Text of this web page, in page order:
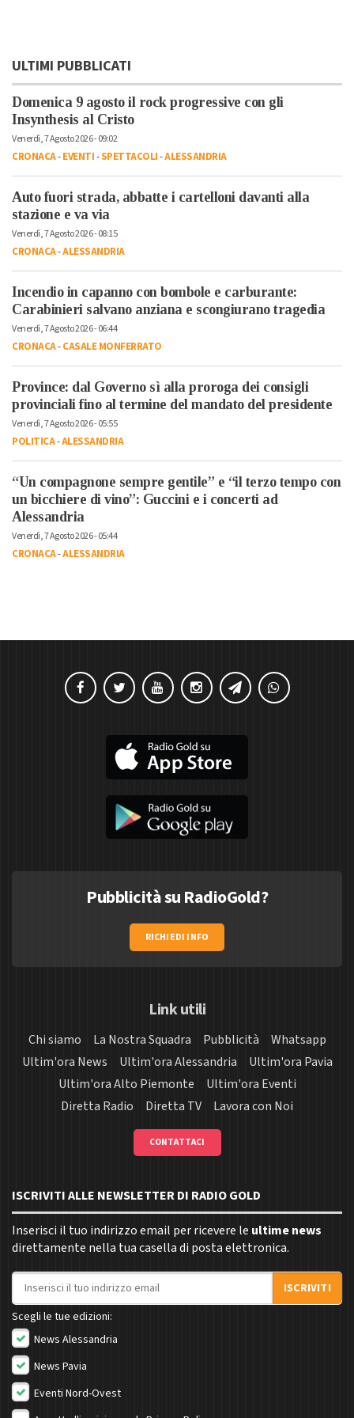
ULTIMI PUBBLICATI
Domenica 9 agosto il rock progressive con gli
Insynthesis al Cristo
Venerdì, 7 Agosto 2026 - 09:02
CRONACA-EVENTI-SPETTACOLI-ALESSANDRIA
Auto fuori strada, abbatte i cartelloni davanti alla
stazione e va via
Venerdì, 7 Agosto 2026 - 08:15
CRONACA-ALESSANDRIA
Incendio in capanno con bombole e carburante:
Carabinieri salvano anziana e scongiurano tragedia
Venerdì, 7 Agosto 2026 - 06:44
CRONACA-CASALE MONFERRATO
Province: dal Governo sì alla proroga dei consigli
provinciali fino al termine del mandato del presidente
Venerdì, 7 Agosto 2026 - 05:55
POLITICA-ALESSANDRIA
“Un compagnone sempre gentile” e “il terzo tempo con
un bicchiere di vino”: Guccini e i concerti ad
Alessandria
Venerdì, 7 Agosto 2026 - 05:44
CRONACA-ALESSANDRIA
Pubblicità su RadioGold?
RICHIEDI INFO
Link utili
Chi siamo La Nostra Squadra Pubblicità
Whatsapp
Ultim'ora News
Ultim'ora Alessandria
Ultim'ora Pavia
Ultim'ora Alto Piemonte
Ultim'ora Eventi
Diretta Radio
Diretta TV Lavora con Noi
CONTATTACI
ISCRIVITI ALLE NEWSLETTER DI RADIO GOLD
Inserisci il tuo indirizzo email per ricevere le ultime news
direttamente nella tua casella di posta elettronica.
Indirizzo email
ISCRIVITI
Scegli le tue edizioni:
News Alessandria
News Pavia
Eventi Nord-Ovest